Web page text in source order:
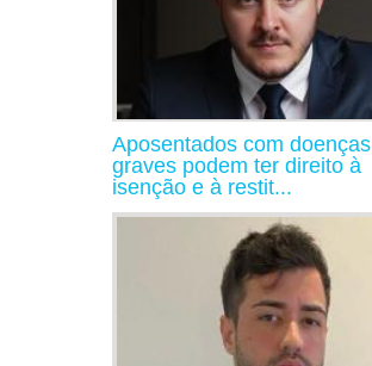
Aposentados com doenças
graves podem ter direito à
isenção e à restit...